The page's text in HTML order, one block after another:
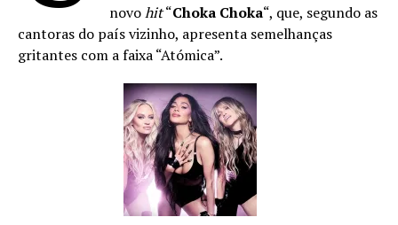
novohit“Choka Choka“, que, segundo as
cantoras do país vizinho, apresenta semelhanças
gritantes com a faixa “Atómica”.